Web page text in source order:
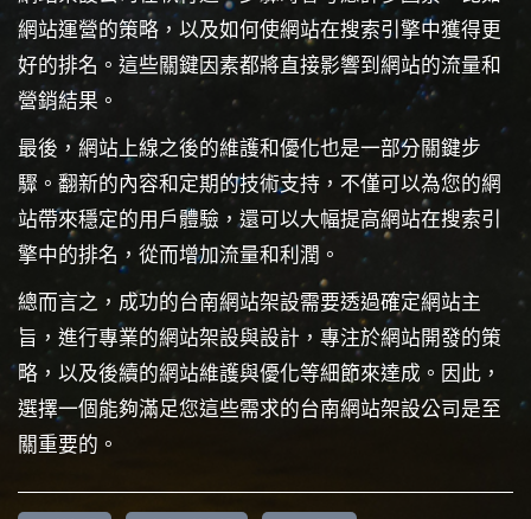
網站運營的策略，以及如何使網站在搜索引擎中獲得更
好的排名。這些關鍵因素都將直接影響到網站的流量和
營銷結果。
最後，網站上線之後的維護和優化也是一部分關鍵步
驟。翻新的內容和定期的技術支持，不僅可以為您的網
站帶來穩定的用戶體驗，還可以大幅提高網站在搜索引
擎中的排名，從而增加流量和利潤。
總而言之，成功的台南網站架設需要透過確定網站主
旨，進行專業的網站架設與設計，專注於網站開發的策
略，以及後續的網站維護與優化等細節來達成。因此，
選擇一個能夠滿足您這些需求的台南網站架設公司是至
關重要的。